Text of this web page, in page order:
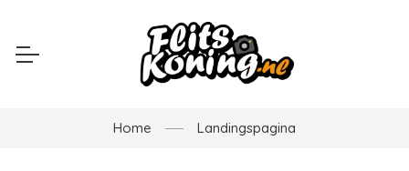
Home Landingspagina